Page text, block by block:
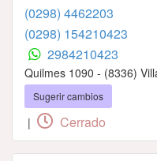
(0298) 4462203
(0298) 154210423
2984210423
Quilmes 1090 - (8336)
Sugerir cambios
| Cerrado